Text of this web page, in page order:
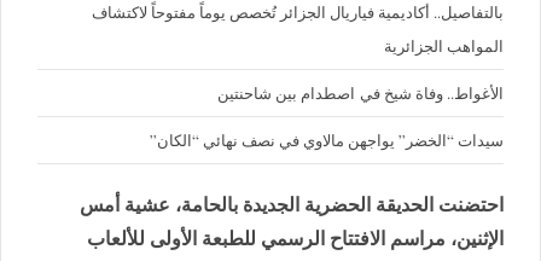
بالتفاصيل.. أكاديمية فياريال الجزائر تُخصص يوماً مفتوحاً لاكتشاف
المواهب الجزائرية
الأغواط.. وفاة شيخ في اصطدام بين شاحنتين
سيدات “الخضر” يواجهن مالاوي في نصف نهائي “الكان”
احتضنت الحديقة الحضرية الجديدة بالحامة، عشية أمس
الإثنين، مراسم الافتتاح الرسمي للطبعة الأولى للألعاب